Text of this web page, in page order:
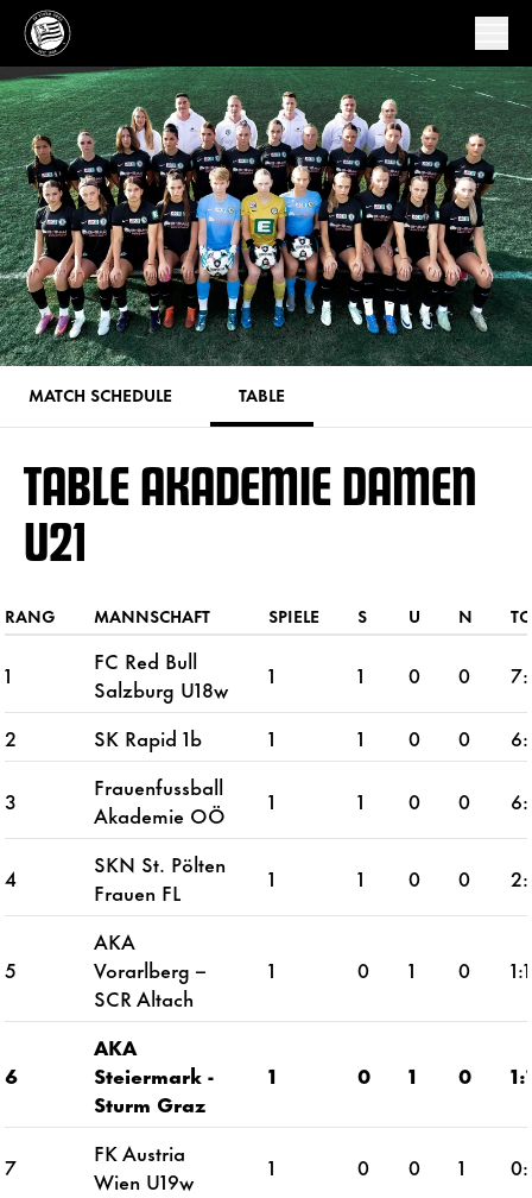
MATCH SCHEDULE TABLE
TABLE AKADEMIE DAMEN
U21
RANG MANNSCHAFT SPIELE S U N
1
FC Red Bull
Salzburg U18w
1 1 0 0
2 SK Rapid 1b 1 1 0 0
3
Frauenfussball
Akademie OÖ
1 1 0 0
4
SKN St. Pölten
Frauen FL
1 1 0 0
5
AKA
Vorarlberg –
SCR Altach
1 0 1 0 1:1
6
AKA
Steiermark -
Sturm Graz
1 0 1 0
7
FK Austria
Wien U19w
1 0 0 1